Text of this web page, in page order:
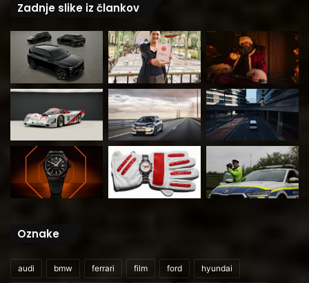
Zadnje slike iz člankov
Oznake
audi bmw ferrari film ford hyundai